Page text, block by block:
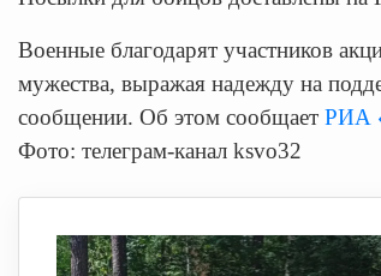
Военные благодарят участников
мужества, выражая надежду на
сообщении. Об этом сообщает РИА
Фото: телеграм-канал ksvo32